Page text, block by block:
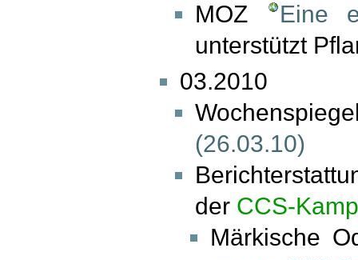
MOZ
Eine
unterstützt
03.2010
(26.03.10)
der CCS-
Märkische